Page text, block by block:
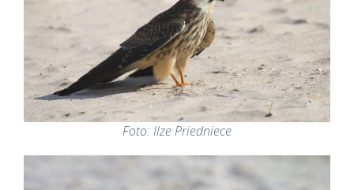
Foto: Ilze Priedniece